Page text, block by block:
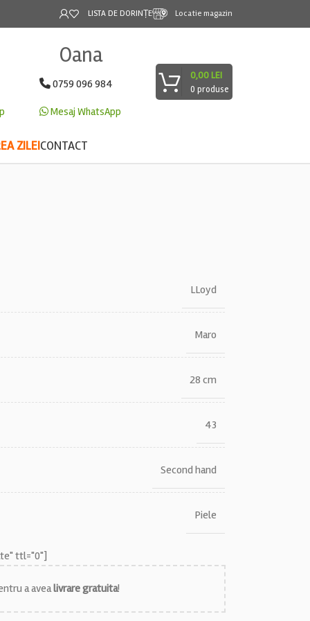
LISTA DE DORINȚE Locatie magazin
Oana
0759 096 984
Mesaj WhatsApp
0 produse
0,00LEI
ZILEICONTACT
LLoyd
Maro
28 cm
43
Second hand
Piele
ttl="0"]
a avealivrare gratuita!